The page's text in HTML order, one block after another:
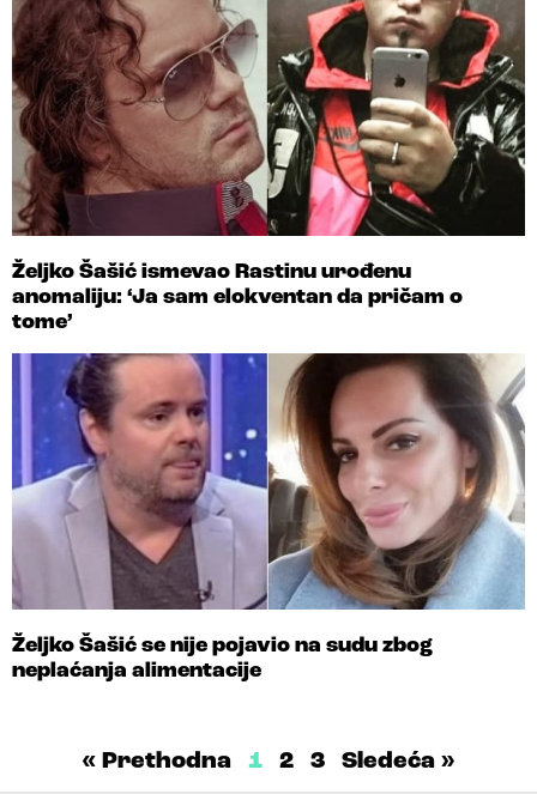
Željko Šašić ismevao Rastinu urođenu
anomaliju: ‘Ja sam elokventan da pričam o
tome’
Željko Šašić se nije pojavio na sudu zbog
neplaćanja alimentacije
« Prethodna 1 2 3 Sledeća »